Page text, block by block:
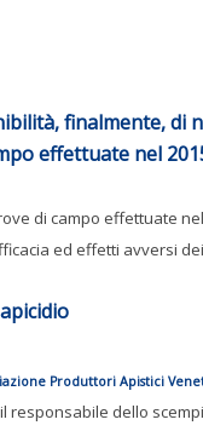
finalmente, di
effettuate nel
di campo effettuate
ed effetti avversi
Produttori Apistici
responsabile dello